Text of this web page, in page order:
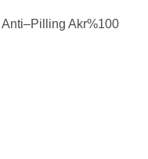
Anti–Pilling Akr%100